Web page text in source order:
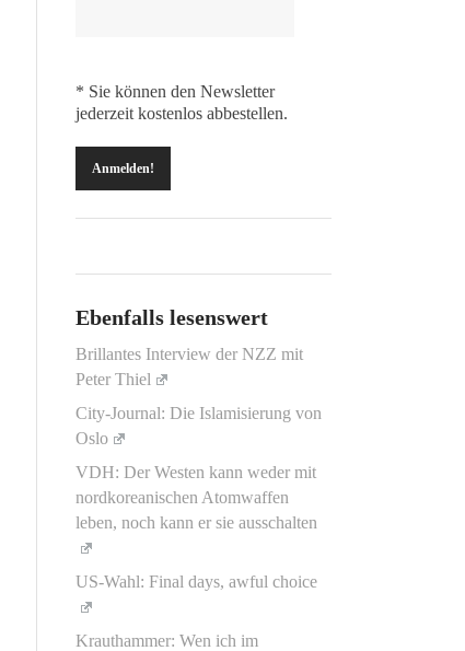
* Sie können den Newsletter
jederzeit kostenlos abbestellen.
Ebenfalls lesenswert
Brillantes Interview der NZZ mit
Peter Thiel
City-Journal: Die Islamisierung von
Oslo
VDH: Der Westen kann weder mit
nordkoreanischen Atomwaffen
leben, noch kann er sie ausschalten
US-Wahl: Final days, awful choice
Krauthammer: Wen ich im